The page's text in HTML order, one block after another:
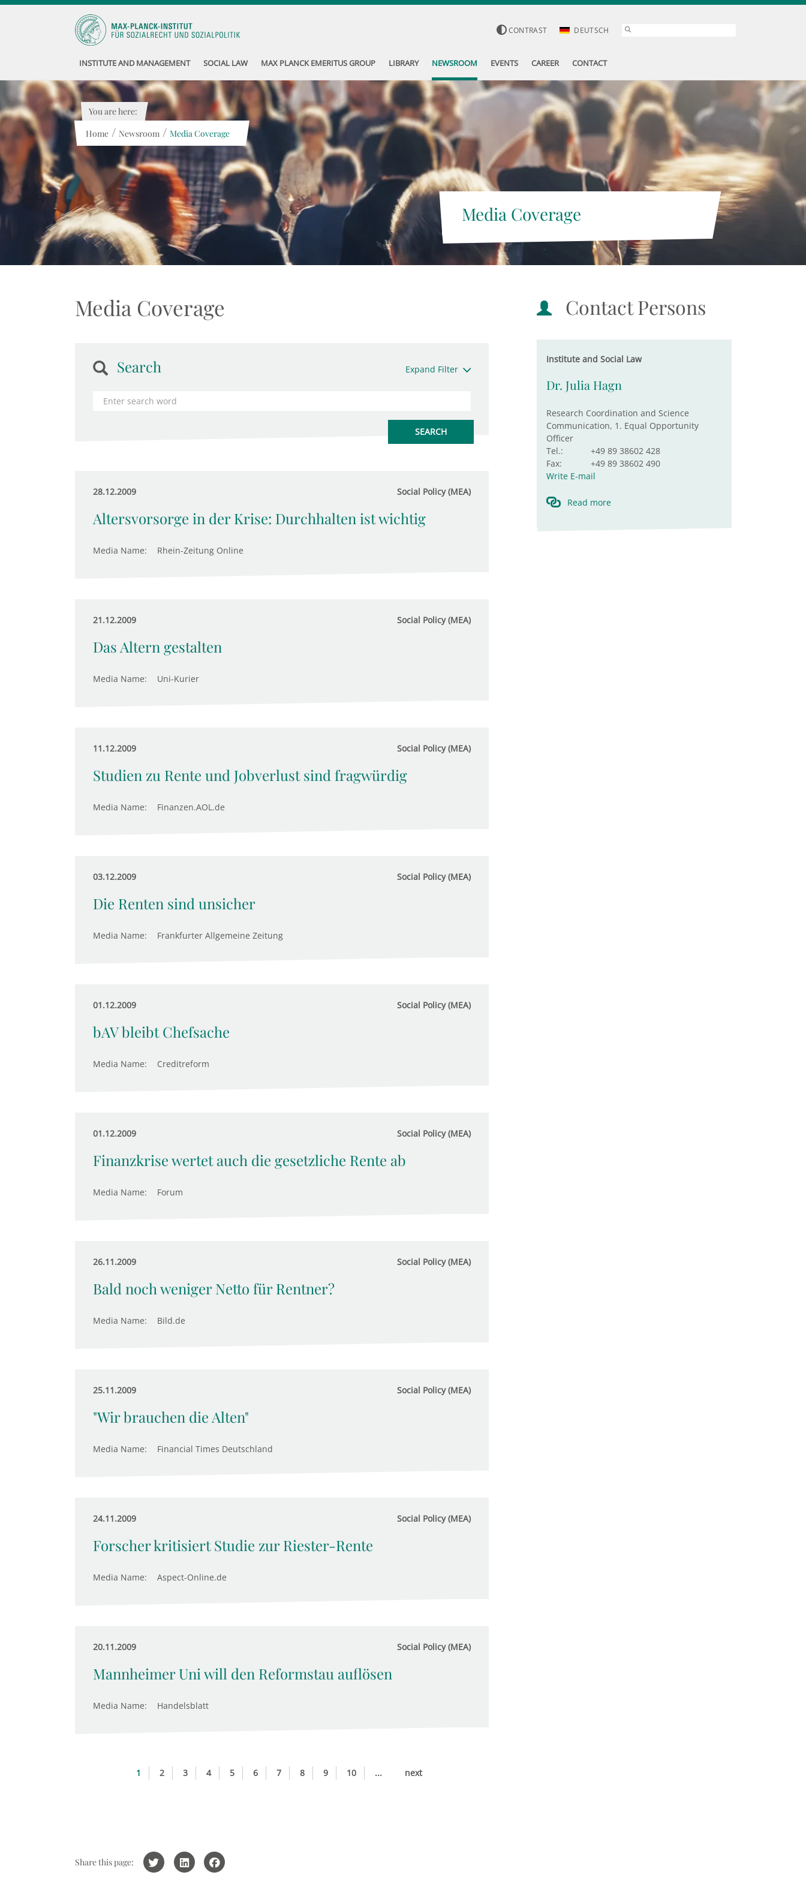
CONTRAST DEUTSCH
INSTITUTE AND MANAGEMENT SOCIAL LAW MAX PLANCK EMERITUS GROUP LIBRARY NEWSROOM EVENTS CAREER CONTACT
Media Coverage
You are here:
Home / Newsroom / Media Coverage
Media Coverage
Search Expand Filter
28.12.2009 Social Policy (MEA)
Altersvorsorge in der Krise: Durchhalten ist wichtig
Media Name: Rhein-Zeitung Online
21.12.2009 Social Policy (MEA)
Das Altern gestalten
Media Name: Uni-Kurier
11.12.2009 Social Policy (MEA)
Studien zu Rente und Jobverlust sind fragwürdig
Media Name: Finanzen.AOL.de
03.12.2009 Social Policy (MEA)
Die Renten sind unsicher
Media Name: Frankfurter Allgemeine Zeitung
01.12.2009 Social Policy (MEA)
bAV bleibt Chefsache
Media Name: Creditreform
01.12.2009 Social Policy (MEA)
Finanzkrise wertet auch die gesetzliche Rente ab
Media Name: Forum
26.11.2009 Social Policy (MEA)
Bald noch weniger Netto für Rentner?
Media Name: Bild.de
25.11.2009 Social Policy (MEA)
"Wir brauchen die Alten"
Media Name: Financial Times Deutschland
24.11.2009 Social Policy (MEA)
Forscher kritisiert Studie zur Riester-Rente
Media Name: Aspect-Online.de
20.11.2009 Social Policy (MEA)
Mannheimer Uni will den Reformstau auflösen
Media Name: Handelsblatt
1 2 3 4 5 6 7 8 9 10 ... next
Contact Persons
Institute and Social Law
Dr. Julia Hagn
Research Coordination and Science
Communication, 1. Equal Opportunity
Officer
Tel.:
+49 89 38602 428
Fax:
+49 89 38602 490
Write E-mail
Read more
Share this page: